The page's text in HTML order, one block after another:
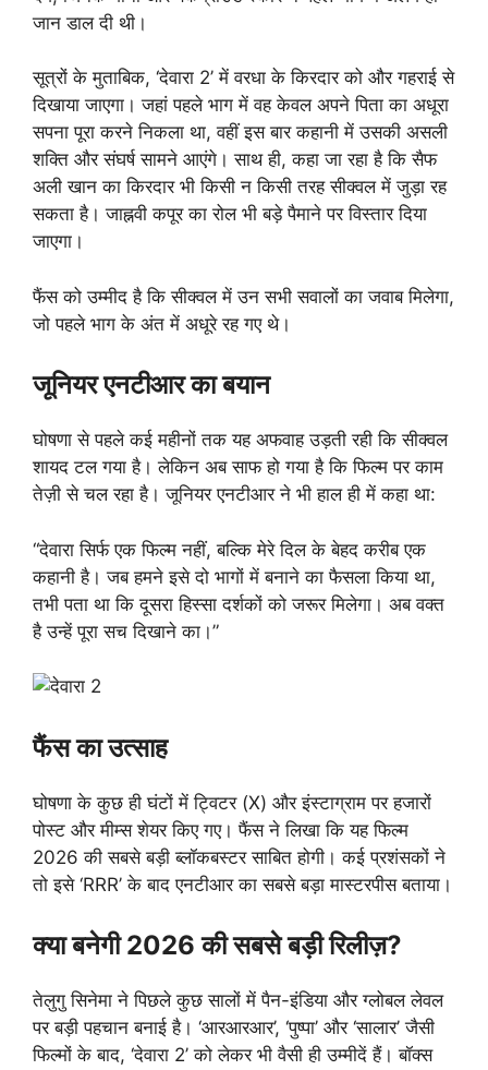
जान डाल दी थी।
सूत्रों के मुताबिक, ‘देवारा 2’ में वरधा के किरदार को और गहराई से
दिखाया जाएगा। जहां पहले भाग में वह केवल अपने पिता का अधूरा
सपना पूरा करने निकला था, वहीं इस बार कहानी में उसकी असली
शक्ति और संघर्ष सामने आएंगे। साथ ही, कहा जा रहा है कि सैफ
अली खान का किरदार भी किसी न किसी तरह सीक्वल में जुड़ा रह
सकता है। जाह्नवी कपूर का रोल भी बड़े पैमाने पर विस्तार दिया
जाएगा।
फैंस को उम्मीद है कि सीक्वल में उन सभी सवालों का जवाब मिलेगा,
जो पहले भाग के अंत में अधूरे रह गए थे।
जूनियर एनटीआर का बयान
घोषणा से पहले कई महीनों तक यह अफवाह उड़ती रही कि सीक्वल
शायद टल गया है। लेकिन अब साफ हो गया है कि फिल्म पर काम
तेज़ी से चल रहा है। जूनियर एनटीआर ने भी हाल ही में कहा था:
“देवारा सिर्फ एक फिल्म नहीं, बल्कि मेरे दिल के बेहद करीब एक
कहानी है। जब हमने इसे दो भागों में बनाने का फैसला किया था,
तभी पता था कि दूसरा हिस्सा दर्शकों को जरूर मिलेगा। अब वक्त
है उन्हें पूरा सच दिखाने का।”
फैंस का उत्साह
घोषणा के कुछ ही घंटों में ट्विटर (X) और इंस्टाग्राम पर हजारों
पोस्ट और मीम्स शेयर किए गए। फैंस ने लिखा कि यह फिल्म
2026 की सबसे बड़ी ब्लॉकबस्टर साबित होगी। कई प्रशंसकों ने
तो इसे ‘RRR’ के बाद एनटीआर का सबसे बड़ा मास्टरपीस बताया।
क्या बनेगी 2026 की सबसे बड़ी रिलीज़?
तेलुगु सिनेमा ने पिछले कुछ सालों में पैन-इंडिया और ग्लोबल लेवल
पर बड़ी पहचान बनाई है। ‘आरआरआर’, ‘पुष्पा’ और ‘सालार’ जैसी
फिल्मों के बाद, ‘देवारा 2’ को लेकर भी वैसी ही उम्मीदें हैं। बॉक्स